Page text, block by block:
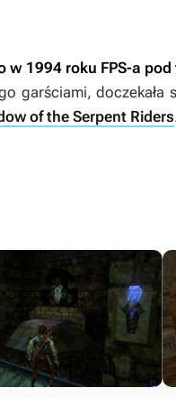
1994 roku FPS-a pod
garściami,
of the Serpent Riders